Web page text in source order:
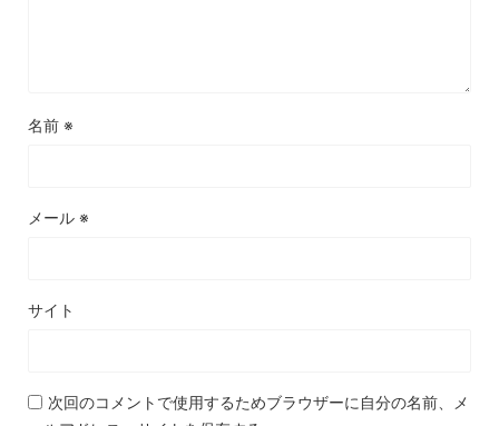
名前 ※
メール ※
サイト
次回のコメントで使用するためブラウザーに自分の名前、メ